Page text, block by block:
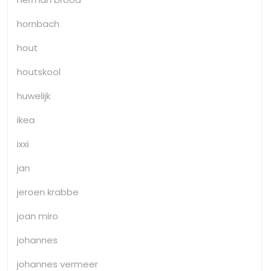
hornbach
hout
houtskool
huwelijk
ikea
ixxi
jan
jeroen krabbe
joan miro
johannes
johannes vermeer